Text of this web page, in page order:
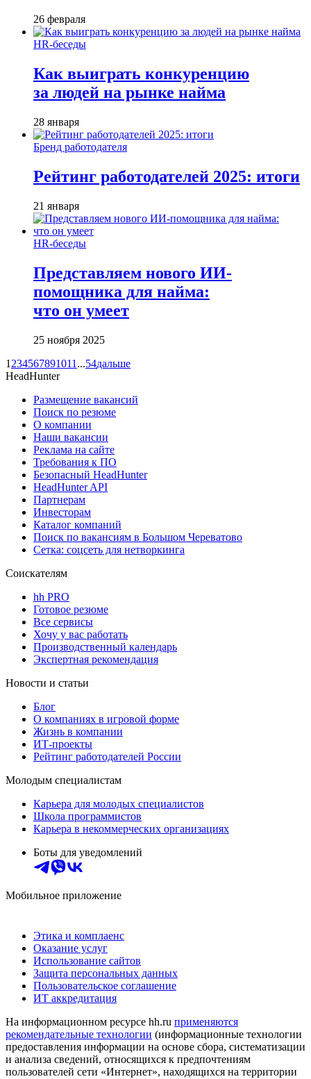
26 февраля
HR-беседы
Как выиграть конкуренцию
за людей на рынке найма
28 января
Бренд работодателя
Рейтинг работодателей 2025: итоги
21 января
HR-беседы
Представляем нового ИИ-
помощника для найма:
что он умеет
25 ноября 2025
1 234567891011 ...54дальше
HeadHunter
Размещение вакансий
Поиск по резюме
О компании
Наши вакансии
Реклама на сайте
Требования к ПО
Безопасный HeadHunter
HeadHunter API
Партнерам
Инвесторам
Каталог компаний
Поиск по вакансиям в Большом Череватово
Сетка: соцсеть для нетворкинга
Соискателям
hh PRO
Готовое резюме
Все сервисы
Хочу у вас работать
Производственный календарь
Экспертная рекомендация
Новости и статьи
Блог
О компаниях в игровой форме
Жизнь в компании
ИТ-проекты
Рейтинг работодателей России
Молодым специалистам
Карьера для молодых специалистов
Школа программистов
Карьера в некоммерческих организациях
Боты для уведомлений
Мобильное приложение
Этика и комплаенс
Оказание услуг
Использование сайтов
Защита персональных данных
Пользовательское соглашение
ИТ аккредитация
На информационном ресурсе hh.ru применяются
рекомендательные технологии (информационные технологии
предоставления информации на основе сбора, систематизации
и анализа сведений, относящихся к предпочтениям
пользователей сети «Интернет», находящихся на территории